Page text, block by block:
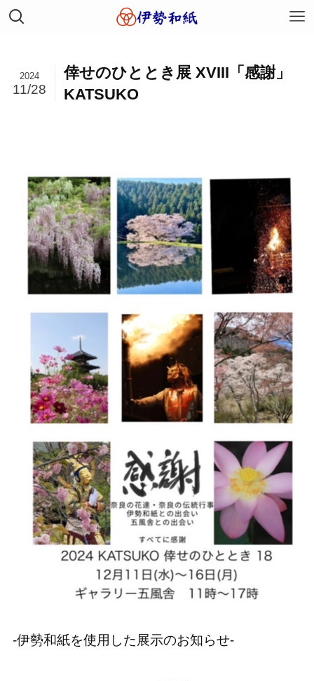
倖せのひととき展 XVIII「感謝」
KATSUKO
2024
11/28
-伊勢和紙を使用した展示のお知らせ-